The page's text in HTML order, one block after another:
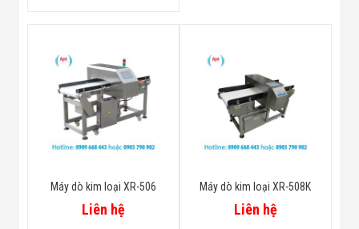
Máy dò kim loại XR-506
Liên hệ
Máy dò kim loại XR-508K
Liên hệ